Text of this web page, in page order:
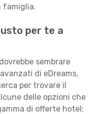
famiglia.
per te a
sembrare
di eDreams,
per trovare il
delle opzioni che
di offerte hotel: